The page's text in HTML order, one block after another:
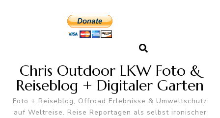
Chris Outdoor LKW Foto &
Reiseblog + Digitaler Garten
Foto + Reiseblog, Offroad Erlebnisse & Umweltschutz
auf Weltreise. Reise Reportagen als selbst ironischer